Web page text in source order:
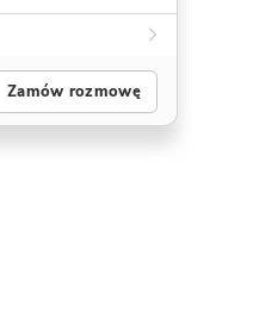
Zamów rozmowę